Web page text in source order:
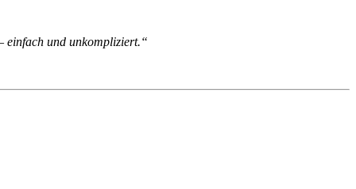
einfach und unkompliziert.“